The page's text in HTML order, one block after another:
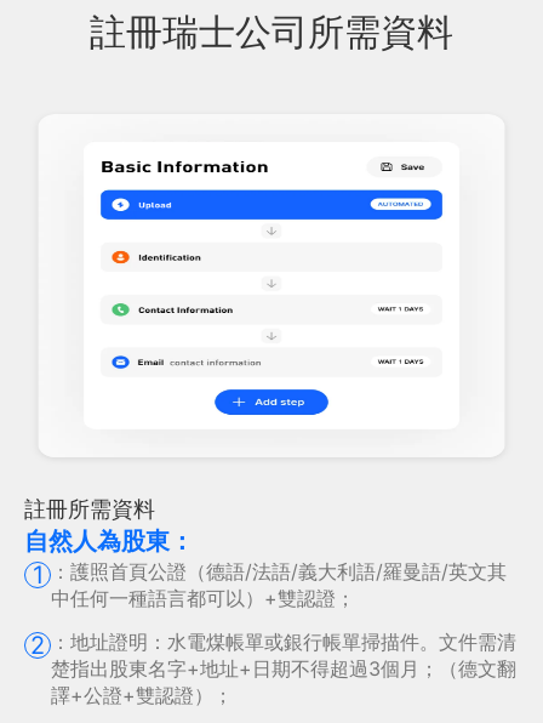
註冊瑞士公司所需資料
註冊所需資料
自然人為股東：
1
： 護照首頁公證（德語/法語/義大利語/羅曼語/英文其
中任何一種語言都可以）+雙認證；
2 ： 地址證明：水電煤帳單或銀行帳單掃描件。文件需清
楚指出股東名字+地址+日期不得超過3個月；（德文翻
譯+公證+雙認證）；